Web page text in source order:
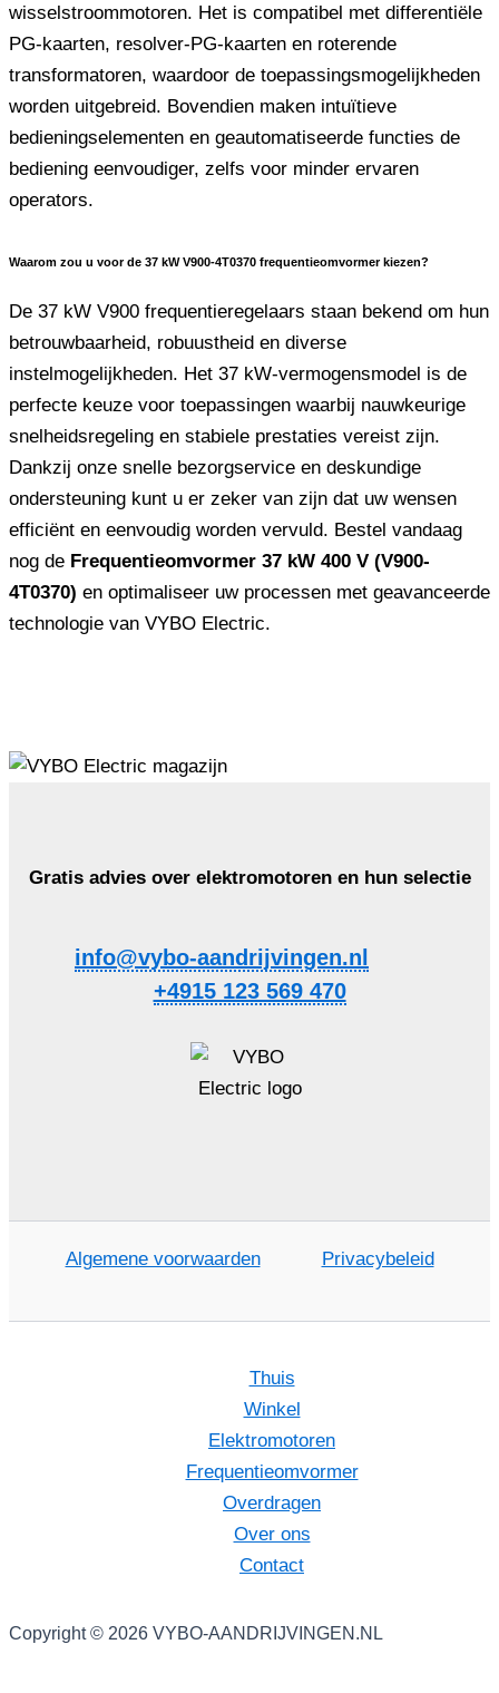
wisselstroommotoren. Het is compatibel met differentiële
PG-kaarten, resolver-PG-kaarten en roterende
transformatoren, waardoor de toepassingsmogelijkheden
worden uitgebreid. Bovendien maken intuïtieve
bedieningselementen en geautomatiseerde functies de
bediening eenvoudiger, zelfs voor minder ervaren
operators.
Waarom zou u voor de 37 kW V900-4T0370 frequentieomvormer kiezen?
De 37 kW V900 frequentieregelaars staan ​​bekend om hun
betrouwbaarheid, robuustheid en diverse
instelmogelijkheden. Het 37 kW-vermogensmodel is de
perfecte keuze voor toepassingen waarbij nauwkeurige
snelheidsregeling en stabiele prestaties vereist zijn.
Dankzij onze snelle bezorgservice en deskundige
ondersteuning kunt u er zeker van zijn dat uw wensen
efficiënt en eenvoudig worden vervuld. Bestel vandaag
nog de Frequentieomvormer 37 kW 400 V (V900-
4T0370) en optimaliseer uw processen met geavanceerde
technologie van VYBO Electric.
Gratis advies over elektromotoren en hun selectie
info@vybo-aandrijvingen.nl
+4915 123 569 470
Algemene voorwaarden Privacybeleid
Thuis
Winkel
Elektromotoren
Frequentieomvormer
Overdragen
Over ons
Contact
Copyright © 2026 VYBO-AANDRIJVINGEN.NL